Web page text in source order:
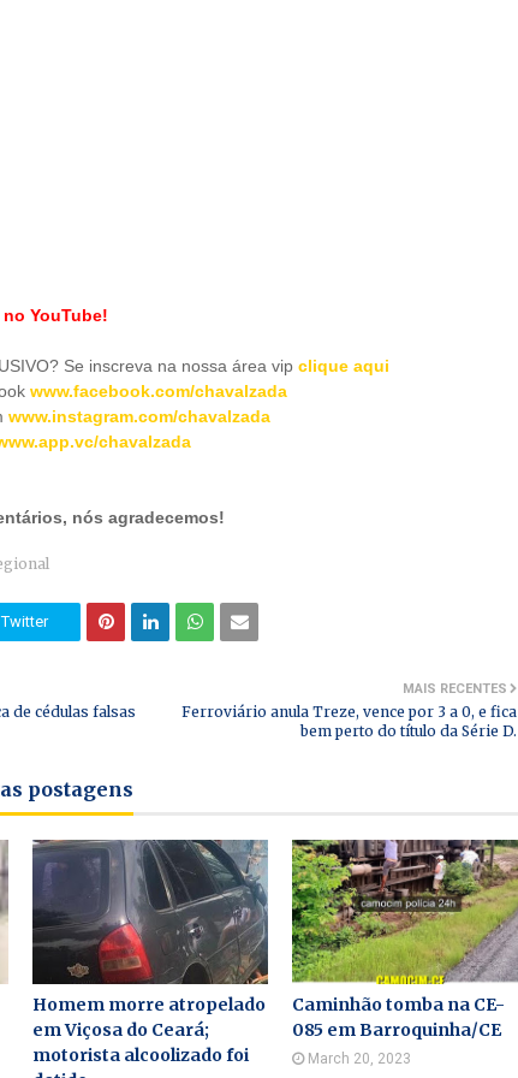
YouTube!
Se inscreva na nossa área vip clique aqui
www.facebook.com/chavalzada
www.instagram.com/chavalzada
chavalzada
nós agradecemos!
Twitter
MAIS RECENTES
Ferroviário anula Treze, vence por 3 a 0, e fica
bem perto do título da Série D.
de cédulas falsas
postagens
Homem morre atropelado
em Viçosa do Ceará;
motorista alcoolizado foi
Caminhão tomba na CE-
085 em Barroquinha/CE
March 20, 2023